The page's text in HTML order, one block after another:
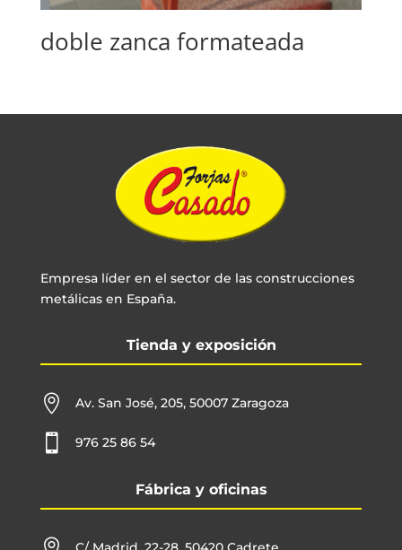
doble zanca formateada
Empresa líder en el sector de las construcciones
metálicas en España.
Tienda y exposición
 Av. San José, 205, 50007 Zaragoza
 976 25 86 54
Fábrica y oficinas